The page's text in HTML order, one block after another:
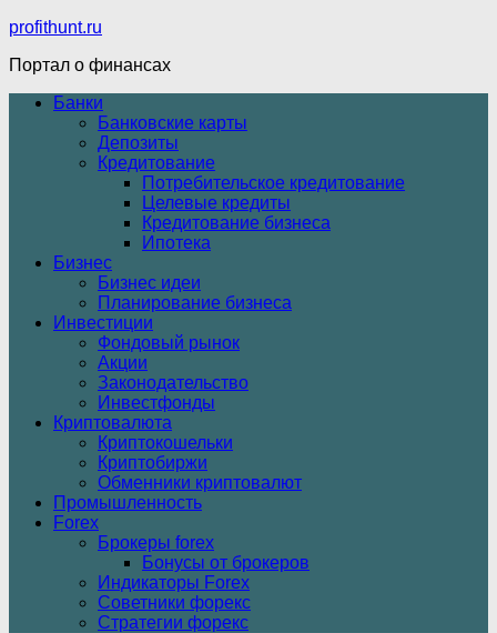
profithunt.ru
Портал о финансах
Банки
Банковские карты
Депозиты
Кредитование
Потребительское кредитование
Целевые кредиты
Кредитование бизнеса
Ипотека
Бизнес
Бизнес идеи
Планирование бизнеса
Инвестиции
Фондовый рынок
Акции
Законодательство
Инвестфонды
Криптовалюта
Криптокошельки
Криптобиржи
Обменники криптовалют
Промышленность
Forex
Брокеры forex
Бонусы от брокеров
Индикаторы Forex
Советники форекс
Стратегии форекс